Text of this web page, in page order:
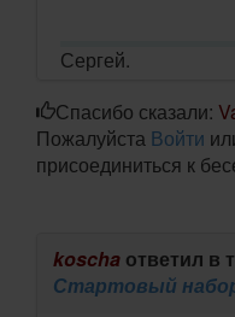
Сергей.
Спасибо сказали:
Пожалуйста Войти
присоединиться к
koscha ответил в
Стартовый